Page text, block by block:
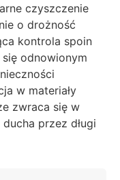
czyszczenie
o drożność
kontrola spoin
odnowionym
w materiały
zwraca się w
przez długi